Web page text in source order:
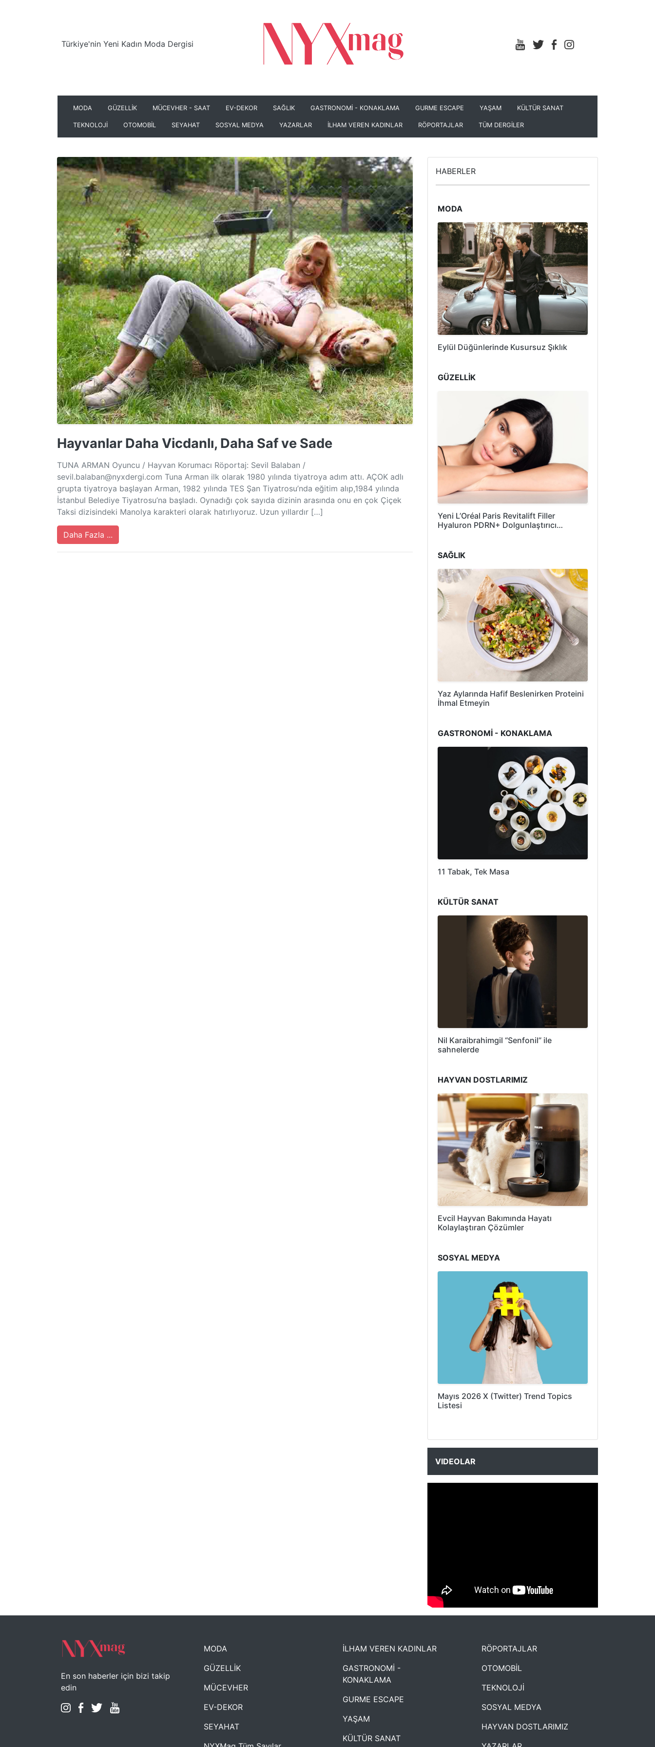
Türkiye'nin Yeni Kadın Moda Dergisi
MODA GÜZELLİK MÜCEVHER - SAAT EV-DEKOR SAĞLIK GASTRONOMİ - KONAKLAMA GURME ESCAPE YAŞAM KÜLTÜR SANAT
TEKNOLOJİ OTOMOBİL SEYAHAT SOSYAL MEDYA YAZARLAR İLHAM VEREN KADINLAR RÖPORTAJLAR TÜM DERGİLER
Hayvanlar Daha Vicdanlı, Daha Saf ve Sade
TUNA ARMAN Oyuncu / Hayvan Korumacı Röportaj: Sevil Balaban /
sevil.balaban@nyxdergi.com Tuna Arman ilk olarak 1980 yılında tiyatroya adım attı. AÇOK adlı
grupta tiyatroya başlayan Arman, 1982 yılında TES Şan Tiyatrosu’nda eğitim alıp,1984 yılında
İstanbul Belediye Tiyatrosu’na başladı. Oynadığı çok sayıda dizinin arasında onu en çok Çiçek
Taksi dizisindeki Manolya karakteri olarak hatırlıyoruz. Uzun yıllardır […]
Daha Fazla ...
HABERLER
MODA
Eylül Düğünlerinde Kusursuz Şıklık
GÜZELLİK
Yeni L’Oréal Paris Revitalift Filler
Hyaluron PDRN+ Dolgunlaştırıcı…
SAĞLIK
Yaz Aylarında Hafif Beslenirken Proteini
İhmal Etmeyin
GASTRONOMİ - KONAKLAMA
11 Tabak, Tek Masa
KÜLTÜR SANAT
Nil Karaibrahimgil “Senfonil” ile
sahnelerde
HAYVAN DOSTLARIMIZ
Evcil Hayvan Bakımında Hayatı
Kolaylaştıran Çözümler
SOSYAL MEDYA
Mayıs 2026 X (Twitter) Trend Topics
Listesi
VIDEOLAR
NYXmag 2. Yaş Kutlama Etkinliği
En son haberler için bizi takip
edin
MODA
GÜZELLİK
MÜCEVHER
EV-DEKOR
SEYAHAT
İLHAM VEREN KADINLAR
GASTRONOMİ -
KONAKLAMA
GURME ESCAPE
YAŞAM
KÜLTÜR SANAT
RÖPORTAJLAR
OTOMOBİL
TEKNOLOJİ
SOSYAL MEDYA
HAYVAN DOSTLARIMIZ